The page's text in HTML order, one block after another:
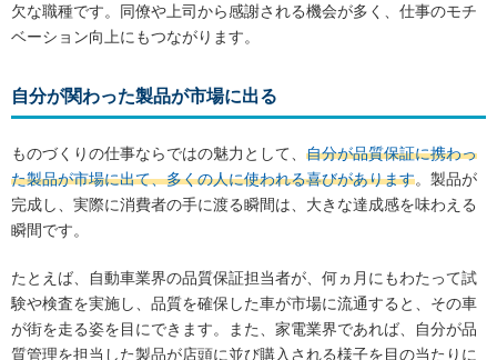
欠な職種です。同僚や上司から感謝される機会が多く、仕事のモチ
ベーション向上にもつながります。
自分が関わった製品が市場に出る
ものづくりの仕事ならではの魅力として、 自分が品質保証に携わっ
た製品が市場に出て、多くの人に使われる喜びがあります。製品が
完成し、実際に消費者の手に渡る瞬間は、大きな達成感を味わえる
瞬間です。
たとえば、自動車業界の品質保証担当者が、何ヵ月にもわたって試
験や検査を実施し、品質を確保した車が市場に流通すると、その車
が街を走る姿を目にできます。また、家電業界であれば、自分が品
質管理を担当した製品が店頭に並び購入される様子を目の当たりに